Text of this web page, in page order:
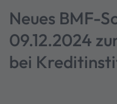
Neues BMF-
09.12.2024
bei